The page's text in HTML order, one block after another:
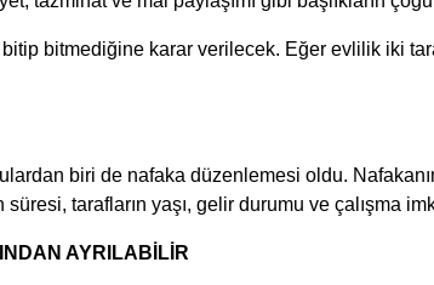
bitmediğine karar verilecek. Eğer evlilik iki
biri de nafaka düzenlemesi oldu.
tarafların yaşı, gelir durumu ve çalışma
AYRILABİLİR